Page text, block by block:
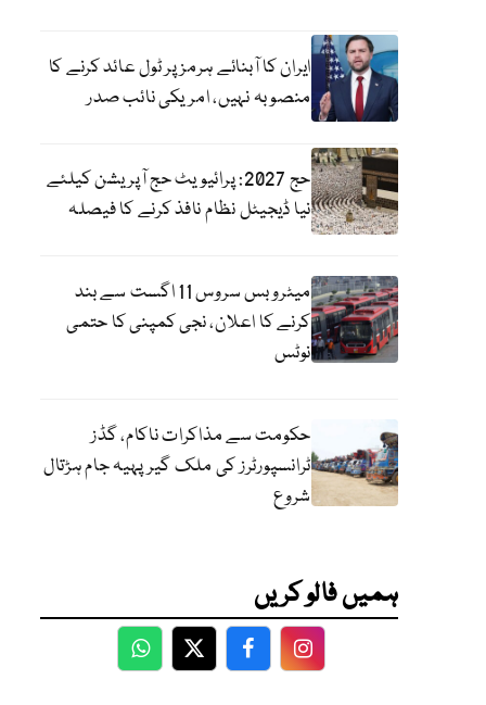
ایران کا آبنائے ہرمز پر ٹول عائد کرنے کا
منصوبہ نہیں، امریکی نائب صدر
حج 2027: پرائیویٹ حج آپریشن کیلئے
نیا ڈیجیٹل نظام نافذ کرنے کا فیصلہ
میٹرو بس سروس 11 اگست سے بند
کرنے کا اعلان، نجی کمپنی کا حتمی
نوٹس
حکومت سے مذاکرات ناکام، گڈز
ٹرانسپورٹرز کی ملک گیر پہیہ جام ہڑتال
شروع
ہمیں فالو کریں
WhatsApp
TwitterFacebookFacebook